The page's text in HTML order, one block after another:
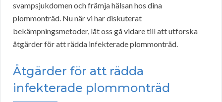
svampsjukdomen och främja hälsan hos dina
plommonträd. Nu när vi har diskuterat
bekämpningsmetoder, låt oss gå vidare till att utforska
åtgärder för att rädda infekterade plommonträd.
Åtgärder för att rädda
infekterade plommonträd